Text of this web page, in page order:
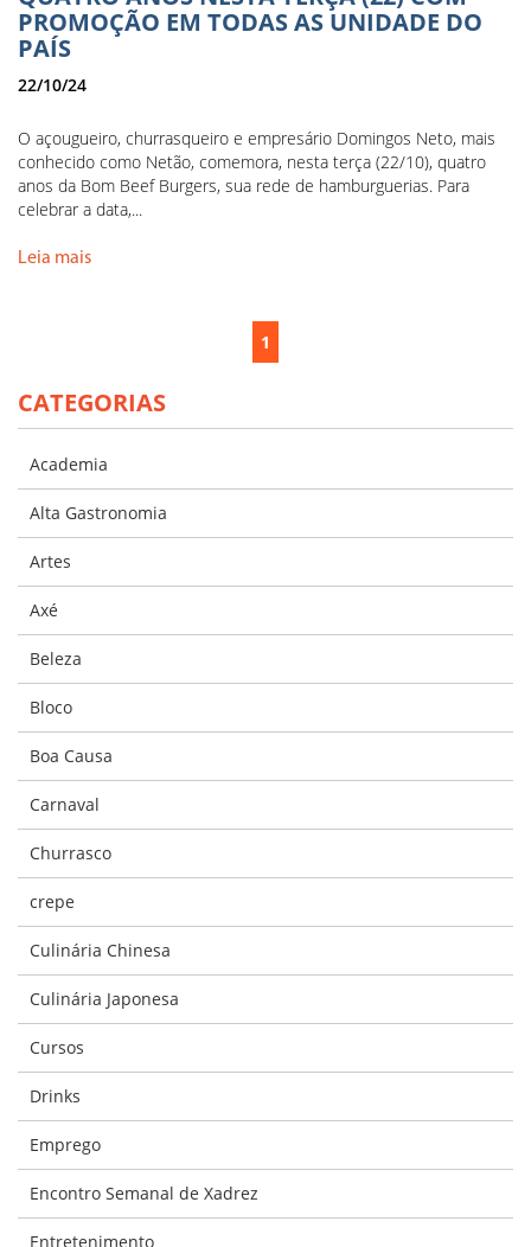
PROMOÇÃO EM TODAS AS UNIDADE DO
PAÍS
22/10/24
O açougueiro, churrasqueiro e empresário Domingos Neto, mais
conhecido como Netão, comemora, nesta terça (22/10), quatro
anos da Bom Beef Burgers, sua rede de hamburguerias. Para
celebrar a data,...
Leia mais
1
CATEGORIAS
Academia
Alta Gastronomia
Artes
Axé
Beleza
Bloco
Boa Causa
Carnaval
Churrasco
crepe
Culinária Chinesa
Culinária Japonesa
Cursos
Drinks
Emprego
Encontro Semanal de Xadrez
Entretenimento